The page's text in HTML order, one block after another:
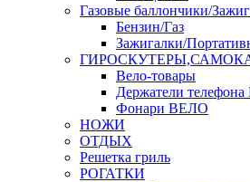
Газовые баллончики/
Бензин/Газ
Зажигалки/
Вело-товары
Держатели
Фонари ВЕЛО
НОЖИ
ОТДЫХ
Решетка гриль
РОГАТКИ